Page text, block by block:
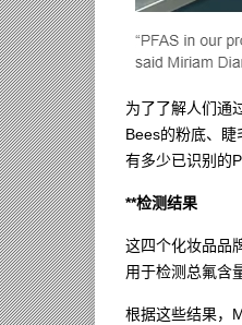
为了了解人们通
Bees的粉底、
有多少已识别的
**检测结果
这四个化妆品品
用于检测总氟含
根据这些结果，